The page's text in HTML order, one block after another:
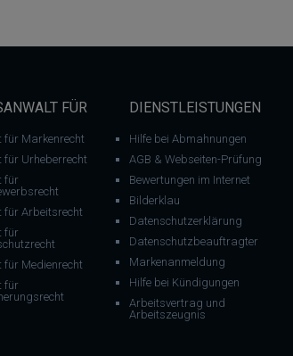
FÜR
für Markenrecht
für Urheberrecht
für
für Arbeitsrecht
für
für Medienrecht
für
DIENSTLEISTUNGEN
Hilfe bei Abmahnungen
AGB & Webseiten-Prüfung
Bewertungen im Internet
Bilderklau
Datenschutzerklärung
Datenschutzbeauftragter
Markenanmeldung
Hilfe bei Kündigungen
Arbeitsvertrag und
Arbeitszeugnis